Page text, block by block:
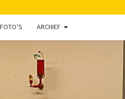
FOTO’S ARCHIEF